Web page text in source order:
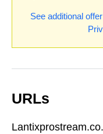
See additional
URLs